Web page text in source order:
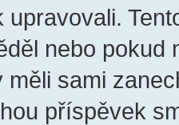
upravovali.
nebo pokud
měli sami
příspěvek